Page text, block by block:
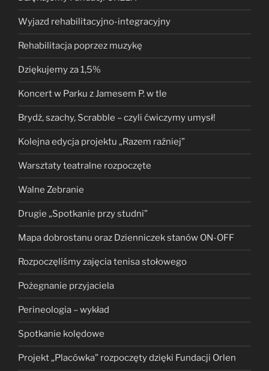
Wyjazd rehabilitacyjno-integracyjny
Rehabilitacja poprzez muzykę
Dziękujemy za 1,5%
Koncert w Parku z Jamesem P. w tle
Brydż, szachy, Scrabble – czyli ćwiczymy umysł!
Kolejna edycja projektu „Razem raźniej”
Warsztaty teatralne rozpoczęte
Walne Zebranie
Drugie „Spotkanie przy studni”
Mapa dobrostanu oraz Dzienniczek stanów ON-OFF
Rozpoczęliśmy zajęcia tenisa stołowego
Pożegnanie przyjaciela
Perineologia – wykład
Spotkanie kolędowe
Projekt „Placówka” rozpoczęty dzięki Fundacji Orlen